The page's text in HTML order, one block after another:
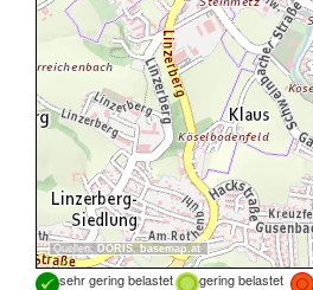
Quellen: DORIS, basemap.at
sehr gering belastet gering belastet